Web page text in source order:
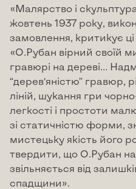
«Малярство і
жовтень 1937 року,
замовлення, критикує
«О.Рубан вірний своїй
гравюрі на дереві…
“дерев’яністю” гравюр,
ліній, шукання гри
легкості і простоти
зі статичністю форми,
мистецьку якість його
твердити, що О.Рубан
звільняється від
спадщини».